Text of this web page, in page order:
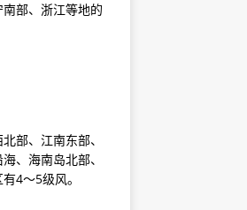
部、浙江等地的
部、江南东部、
、海南岛北部、
4～5级风。